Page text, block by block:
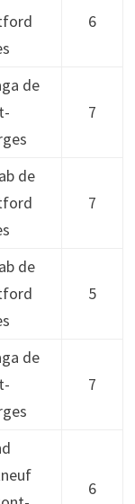
6
de
7
de
7
de
5
de
7
6